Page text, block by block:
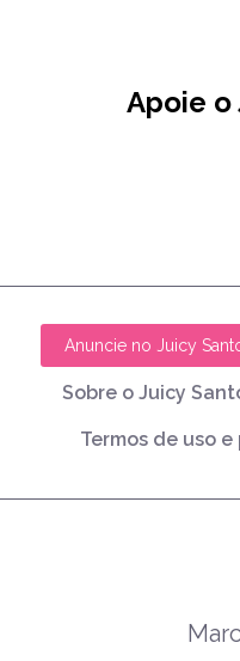
Apoie o
Anuncie no Juicy
Sobre o Juicy
Termos de uso